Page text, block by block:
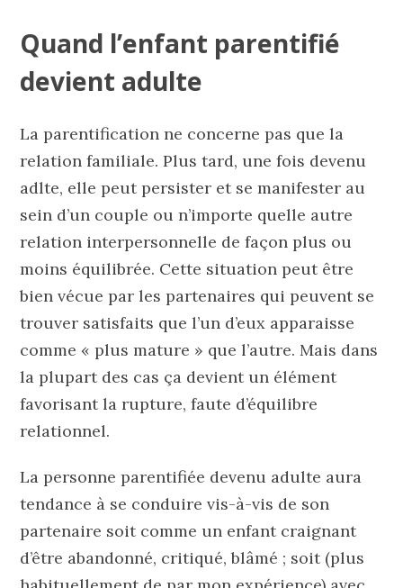
Quand l’enfant parentifié
devient adulte
La parentification ne concerne pas que la
relation familiale. Plus tard, une fois devenu
adlte, elle peut persister et se manifester au
sein d’un couple ou n’importe quelle autre
relation interpersonnelle de façon plus ou
moins équilibrée. Cette situation peut être
bien vécue par les partenaires qui peuvent se
trouver satisfaits que l’un d’eux apparaisse
comme « plus mature » que l’autre. Mais dans
la plupart des cas ça devient un élément
favorisant la rupture, faute d’équilibre
relationnel.
La personne parentifiée devenu adulte aura
tendance à se conduire vis-à-vis de son
partenaire soit comme un enfant craignant
d’être abandonné, critiqué, blâmé ; soit (plus